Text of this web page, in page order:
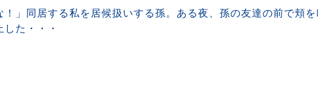
！」同居する私を居候扱いする孫。ある夜、孫の友達の前で頬
た・・・